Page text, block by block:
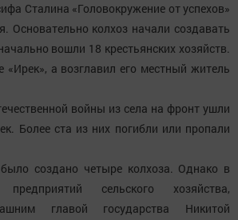
Сталина «Головокружение от успехов»
Основательно колхоз начали создавать
во­шли 18 крестьянских хозяйств.
«Ирек», а возглавил его местный житель
войны из села на фронт ушли
Более ста из них погибли или пропали
создано четыре колхоза. Однако в
сельского хозяйства,
главой государства Никитой